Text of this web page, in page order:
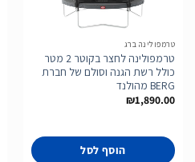
טרמפולינה ברג
טרמפולינה לחצר בקוטר 2 מטר
כולל רשת הגנה וסולם של חברת
BERG מהולנד
₪1,890.00
הוסף לסל